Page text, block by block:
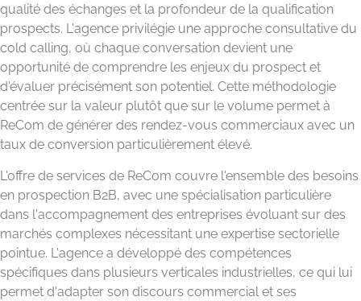
qualité des échanges et la profondeur de la qualification
prospects. L'agence privilégie une approche consultative du
cold calling, où chaque conversation devient une
opportunité de comprendre les enjeux du prospect et
d'évaluer précisément son potentiel. Cette méthodologie
centrée sur la valeur plutôt que sur le volume permet à
ReCom de générer des rendez-vous commerciaux avec un
taux de conversion particulièrement élevé.
L'offre de services de ReCom couvre l'ensemble des besoins
en prospection B2B, avec une spécialisation particulière
dans l'accompagnement des entreprises évoluant sur des
marchés complexes nécessitant une expertise sectorielle
pointue. L'agence a développé des compétences
spécifiques dans plusieurs verticales industrielles, ce qui lui
permet d'adapter son discours commercial et ses